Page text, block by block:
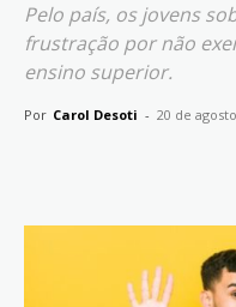
Pelo país, os jovens
frustração por não
ensino superior.
Por Carol Desoti - 20 de